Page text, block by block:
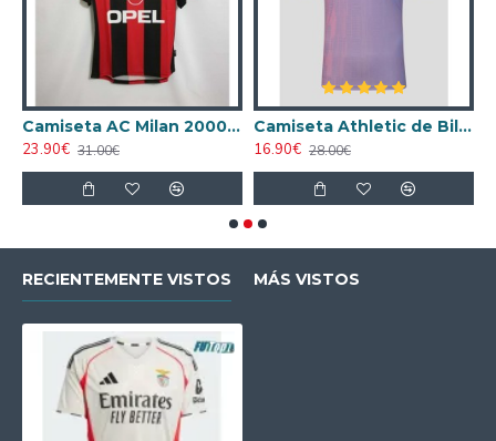
Camiseta AC Milan 2000/2001 Local Retro
23.90€ 31.00€
Camiseta Athletic de Bilbao 2024/2025 Alternativo
16.90€ 28.00€
RECIENTEMENTE VISTOS MÁS VISTOS